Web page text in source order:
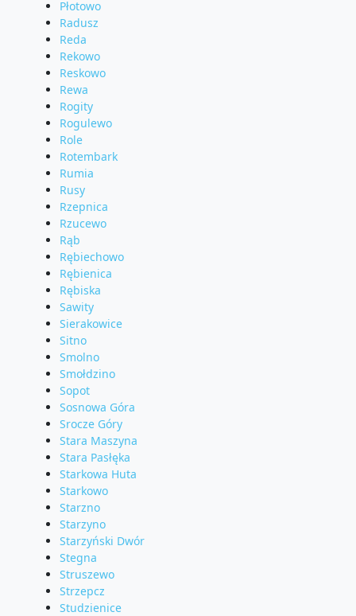
Płotowo
Radusz
Reda
Rekowo
Reskowo
Rewa
Rogity
Rogulewo
Role
Rotembark
Rumia
Rusy
Rzepnica
Rzucewo
Rąb
Rębiechowo
Rębienica
Rębiska
Sawity
Sierakowice
Sitno
Smolno
Smołdzino
Sopot
Sosnowa Góra
Srocze Góry
Stara Maszyna
Stara Pasłęka
Starkowa Huta
Starkowo
Starzno
Starzyno
Starzyński Dwór
Stegna
Struszewo
Strzepcz
Studzienice